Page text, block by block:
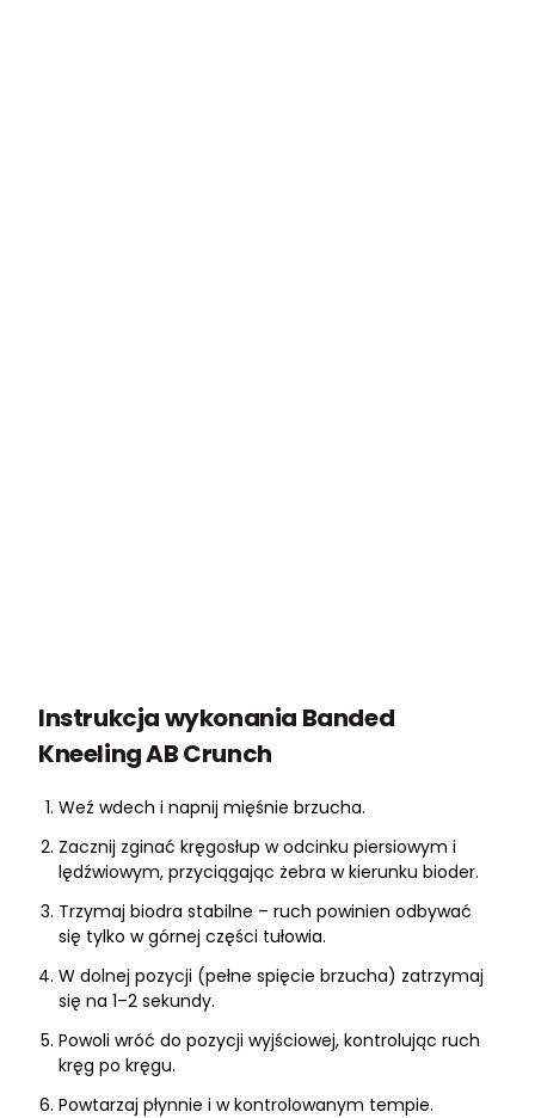
Instrukcja wykonania Banded
Kneeling AB Crunch
Weź wdech i napnij mięśnie brzucha.
Zacznij zginać kręgosłup w odcinku piersiowym i
lędźwiowym, przyciągając żebra w kierunku bioder.
Trzymaj biodra stabilne – ruch powinien odbywać
się tylko w górnej części tułowia.
W dolnej pozycji (pełne spięcie brzucha) zatrzymaj
się na 1–2 sekundy.
Powoli wróć do pozycji wyjściowej, kontrolując ruch
kręg po kręgu.
Powtarzaj płynnie i w kontrolowanym tempie.